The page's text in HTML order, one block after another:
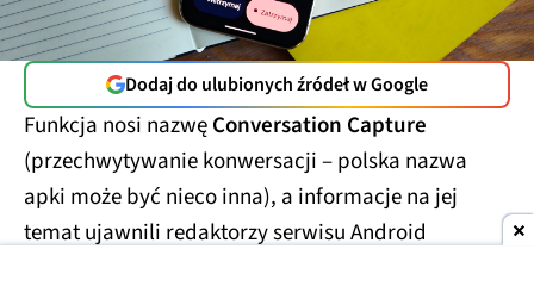
Dodaj do ulubionych źródeł w Google
Funkcja nosi nazwęConversation Capture
(przechwytywanie konwersacji – polska nazwa
apki może być nieco inna), a informacje na jej
temat ujawnili redaktorzy serwisu Android